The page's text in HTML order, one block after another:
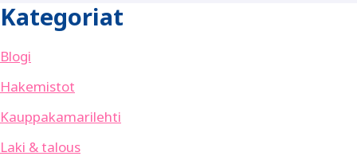
Kategoriat
Blogi
Hakemistot
Kauppakamarilehti
Laki & talous